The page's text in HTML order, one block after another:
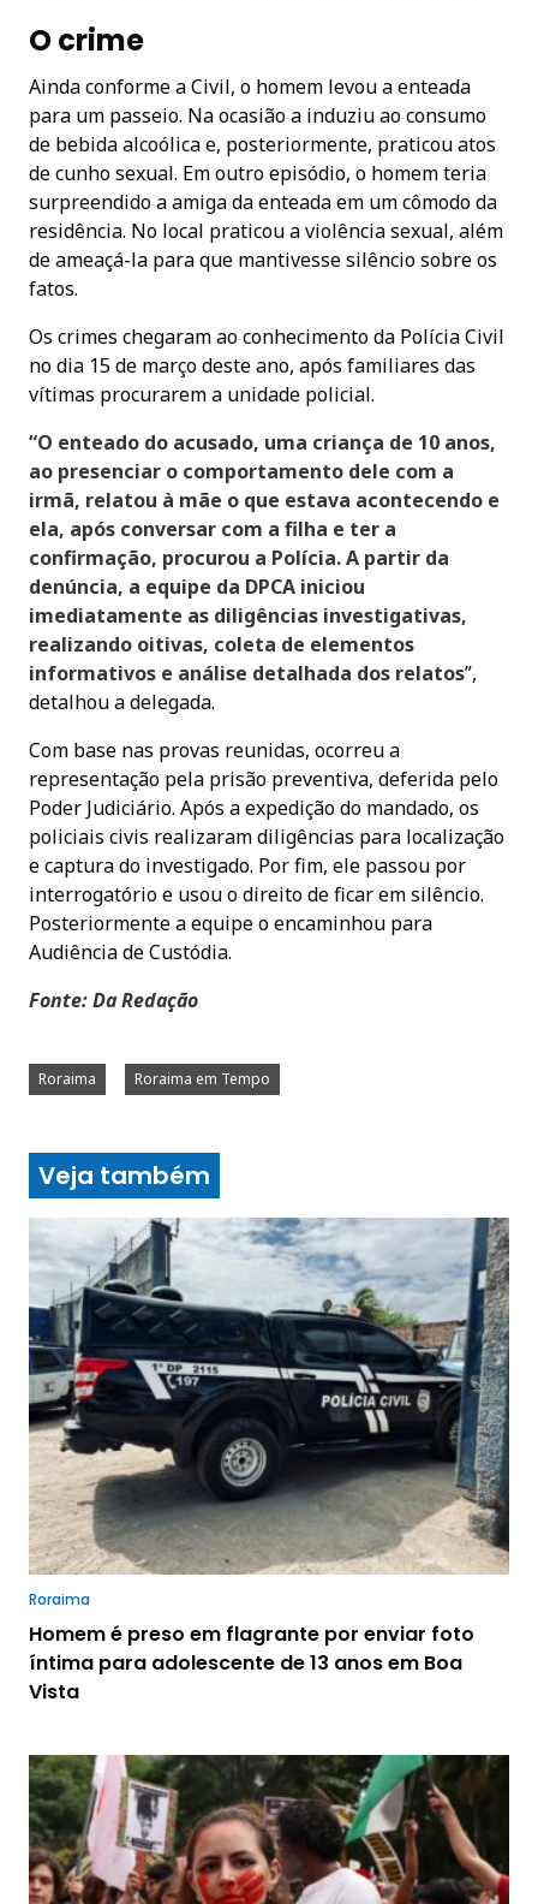
O crime
Ainda conforme a Civil, o homem levou a enteada
para um passeio. Na ocasião a induziu ao consumo
de bebida alcoólica e, posteriormente, praticou atos
de cunho sexual. Em outro episódio, o homem teria
surpreendido a amiga da enteada em um cômodo da
residência. No local praticou a violência sexual, além
de ameaçá-la para que mantivesse silêncio sobre os
fatos.
Os crimes chegaram ao conhecimento da Polícia Civil
no dia 15 de março deste ano, após familiares das
vítimas procurarem a unidade policial.
“O enteado do acusado, uma criança de 10 anos,
ao presenciar o comportamento dele com a
irmã, relatou à mãe o que estava acontecendo e
ela, após conversar com a filha e ter a
confirmação, procurou a Polícia. A partir da
denúncia, a equipe da DPCA iniciou
imediatamente as diligências investigativas,
realizando oitivas, coleta de elementos
informativos e análise detalhada dos relatos”,
detalhou a delegada.
Com base nas provas reunidas, ocorreu a
representação pela prisão preventiva, deferida pelo
Poder Judiciário. Após a expedição do mandado, os
policiais civis realizaram diligências para localização
e captura do investigado. Por fim, ele passou por
interrogatório e usou o direito de ficar em silêncio.
Posteriormente a equipe o encaminhou para
Audiência de Custódia.
Fonte: Da Redação
Roraima Roraima em Tempo
Veja também
Roraima
Homem é preso em flagrante por enviar foto
íntima para adolescente de 13 anos em Boa
Vista